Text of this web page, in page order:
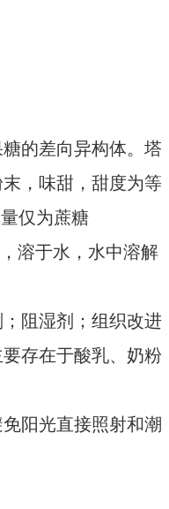
的差向异构体。塔
，味甜，甜度为等
仅为蔗糖
，溶于水，水中溶解
阻湿剂；组织改进
存在于酸乳、奶粉
阳光直接照射和潮